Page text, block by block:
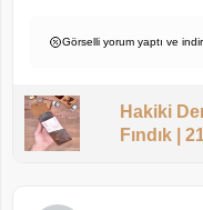
Görselli yorum yaptı ve
Hakiki
Fındık |